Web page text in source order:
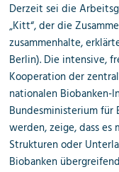
Derzeit sei die
„Kitt“, der die
zusammenhalte,
Berlin). Die intensive,
Kooperation der
nationalen Biobanken-
Bundesministerium für
werden, zeige, dass es
Strukturen oder
Biobanken